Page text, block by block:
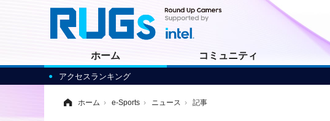
ホーム
アクセスランキング
コミュニティ
ホーム › e-Sports › ニュース › 記事